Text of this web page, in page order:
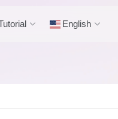
English